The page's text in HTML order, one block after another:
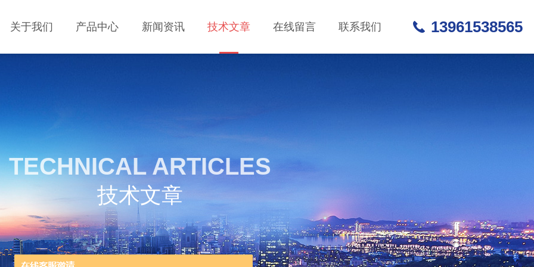
关于我们 产品中心 新闻资讯 技术文章 在线留言 联系我们 13961538565
TECHNICAL ARTICLES
技术文章